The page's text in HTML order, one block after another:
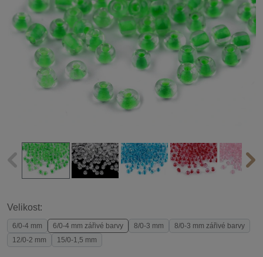
Velikost:
6/0-4 mm 6/0-4 mm zářivé barvy 8/0-3 mm
8/0-3 mm zářivé barvy
12/0-2 mm
15/0-1,5 mm